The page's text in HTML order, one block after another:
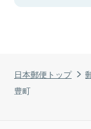
日本郵便トップ
豊町